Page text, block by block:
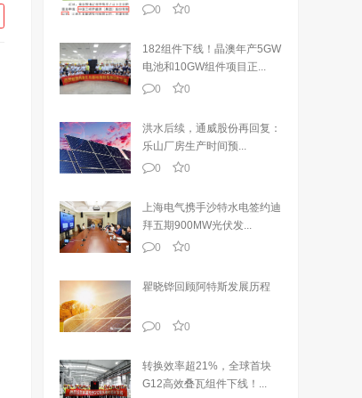
0
0
182组件下线！晶澳年产5GW
电池和10GW组件项目正...
0
0
洪水后续，通威股份再回复：
乐山厂房生产时间预...
0
0
上海电气携手沙特水电签约迪
拜五期900MW光伏发...
0
0
瞿晓铧回顾阿特斯发展历程
0 0
转换效率超21%，全球首块
G12高效叠瓦组件下线！...